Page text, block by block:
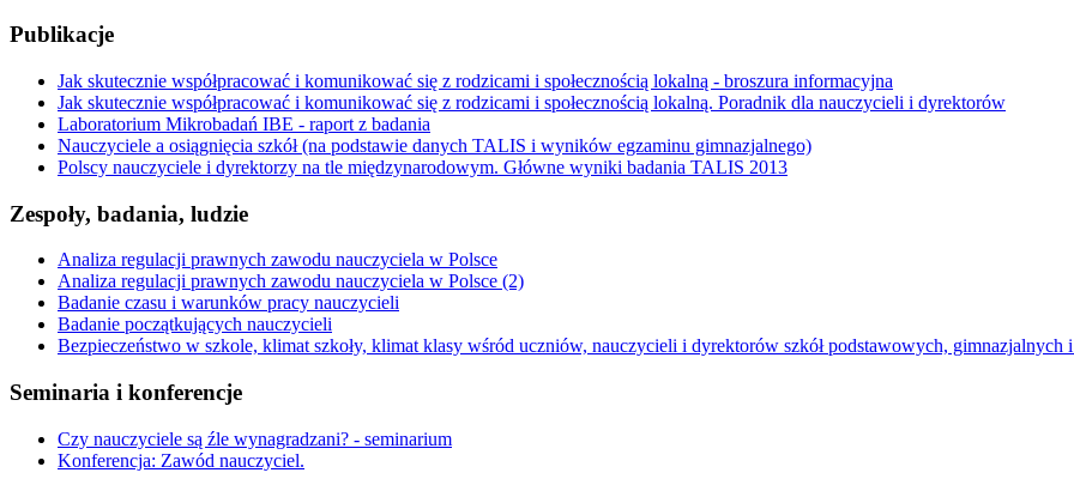
Publikacje
Jak skutecznie współpracować i komunikować się z rodzicami i społecznością lokalną - broszura informacyjna
Jak skutecznie współpracować i komunikować się z rodzicami i społecznością lokalną. Poradnik dla nauczycieli i dyrektorów
Laboratorium Mikrobadań IBE - raport z badania
Nauczyciele a osiągnięcia szkół (na podstawie danych TALIS i wyników egzaminu gimnazjalnego)
Polscy nauczyciele i dyrektorzy na tle międzynarodowym. Główne wyniki badania TALIS 2013
Zespoły, badania, ludzie
Analiza regulacji prawnych zawodu nauczyciela w Polsce
Analiza regulacji prawnych zawodu nauczyciela w Polsce (2)
Badanie czasu i warunków pracy nauczycieli
Badanie początkujących nauczycieli
Bezpieczeństwo w szkole, klimat szkoły, klimat klasy wśród uczniów, nauczycieli i dyrektorów szkół podstawowych, gimnazjalnych
Seminaria i konferencje
Czy nauczyciele są źle wynagradzani? - seminarium
Konferencja: Zawód nauczyciel.